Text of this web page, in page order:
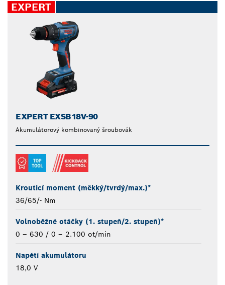
EXPERT
EXPERT EXSB18V-90
Akumulátorový kombinovaný šroubovák
Krouticí moment (měkký/tvrdý/max.)*
36/65/- Nm
Volnoběžné otáčky (1. stupeň/2. stupeň)*
0 – 630 / 0 – 2.100 ot/min
Napětí akumulátoru
18,0 V